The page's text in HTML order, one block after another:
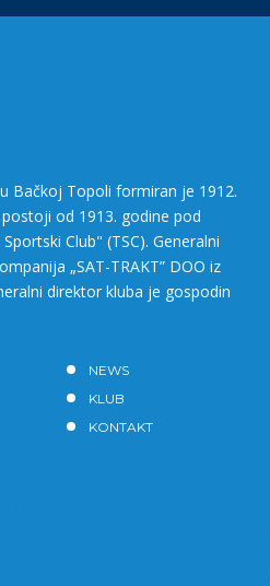
Bačkoj Topoli formiran je 1912.
od 1913. godine pod
Club" (TSC). Generalni
„SAT-TRAKT” DOO iz
direktor kluba je gospodin
NEWS
KLUB
KONTAKT